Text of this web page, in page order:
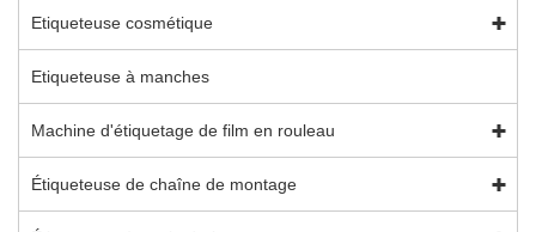
Etiqueteuse cosmétique
Etiqueteuse à manches
Machine d'étiquetage de film en rouleau
Étiqueteuse de chaîne de montage